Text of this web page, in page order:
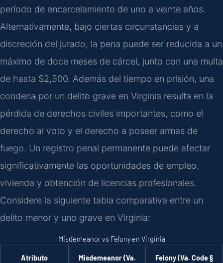
período de encarcelamiento de uno a veinte años.
Alternativamente, bajo ciertas circunstancias y a
discreción del jurado, la pena puede ser reducida a un
máximo de doce meses de cárcel, junto con una multa
de hasta $2,500. Además del tiempo en prisión, una
condena por un delito grave en Virginia resulta en la
pérdida de derechos civiles importantes, como el
derecho al voto y el derecho a poseer armas de
fuego. Un registro penal permanente puede afectar
significativamente las oportunidades de empleo,
vivienda y obtención de licencias profesionales.
Considere la siguiente tabla comparativa entre un
delito menor y uno grave en Virginia:
Misdemeanor vs Felony en Virginia
Atributo
Misdemeanor (Va.
Felony (Va. Code §